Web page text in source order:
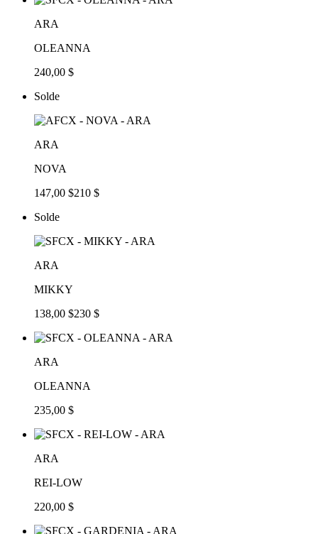
ARA
OLEANNA
240,00 $
Solde
ARA
NOVA
147,00 $210 $
Solde
ARA
MIKKY
138,00 $230 $
ARA
OLEANNA
235,00 $
ARA
REI-LOW
220,00 $